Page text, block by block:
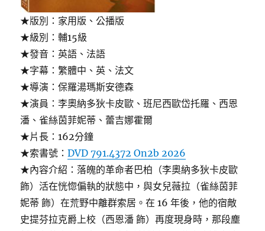
★版別：家用版、公播版
★級別：輔15級
★發音：英語、法語
★字幕：繁體中、英、法文
★導演：保羅湯瑪斯安德森
★演員：李奧納多狄卡皮歐、班尼西歐岱托羅、西恩
潘、雀絲茵菲妮蒂、蕾吉娜霍爾
★片長：162分鐘
★索書號：DVD 791.4372 On2b 2026
★內容介紹：落魄的革命者巴柏（李奧納多狄卡皮歐
飾）活在恍惚偏執的狀態中，與女兒薇拉（雀絲茵菲
妮蒂 飾）在荒野中離群索居。在 16 年後，他的宿敵
史提芬拉克爵上校（西恩潘 飾）再度現身時，那段塵